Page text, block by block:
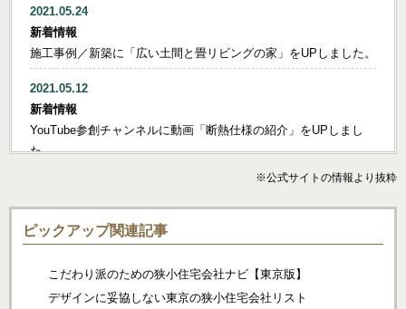
2021.05.24
新着情報
施工事例／新築に「広い土間と畳リビングの家」をUPしました。
2021.05.12
新着情報
YouTube参創チャンネルに動画「断熱仕様の紹介」をUPしまし
た。
※公式サイトの情報より抜粋
ピックアップ関連記事
こだわり派のための狭小住宅会社ナビ【東京版】
デザインに妥協しない東京の狭小住宅会社リスト